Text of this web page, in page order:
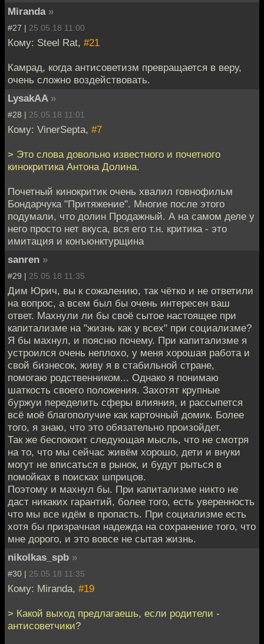
Miranda »
#27 | 25.05.18 11:00
Кому: Steel Rat, #21
Камрад, когда антисоветизм превращается в веру,
очень сложно воздействовать.
LysakAA »
#28 | 25.05.18 11:01
Кому: VinerSepta, #7
> Это слова довольно известного и почетного
кинокритика Антона Долина.
Почетный кинокритик очень хвалил говнофильм
Бондарчука "Притяжение". Многие после этого
подумали, что долин Продажный. А на самом деле у
него просто нет вкуса, вся его т.н. критика - это
имитация и конъюнктурщина
sanren »
#29 | 25.05.18 11:35
Дим Юрич, вы к сожалению, так чётко и не ответили
на вопрос, а всем был бы очень интересен ваш
ответ. Махнули ли бы своё сытое настоящее при
капитализме на "жизнь как у всех" при социализме?
Я бы махнул, и поясню почему. При капитализме я
устроился очень неплохо, у меня хорошая работа и
свой бизнесок, живу я в стабильной стране,
помогаю родственником... Однако я понимаю
шаткость своего положения. Захотят крупные
буржуи переделить сферы влияния, и рассыпется
всё моё благополучие как карточный домик. Более
того, я знаю, что это обязательно произойдет.
Так же беспокоит следующая мысль, что не смотря
на то, что мы сейчас живём хорошо, дети и внуки
могут не вписаться в рынок, и будут рыться в
помойках в поисках шприцов.
Поэтому и махнул бы. При капитализме никто не
даст никаких гарантий, более того, есть уверенность
что мы все идём в пропасть. При социализме есть
хотя бы призрачная надежда на сохранение того, что
мне дорого, и это вовсе не сытая жизнь.
nikolkas_spb »
#30 | 25.05.18 11:35
Кому: Miranda, #19
> Какой выход предлагаешь, если родители -
антисоветчики?